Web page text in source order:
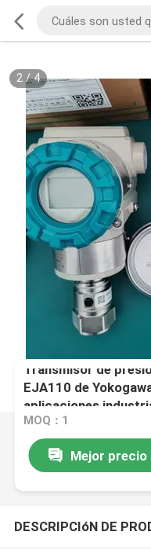
2/4
Transmisor de
EJA110 de
aplicaciones
MOQ：1
Mejor precio
DESCRIPCIóN DE